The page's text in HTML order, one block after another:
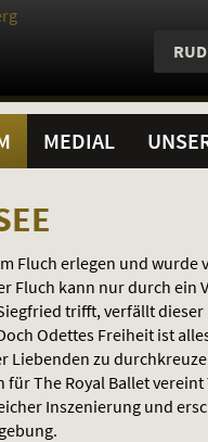
MEDIAL
Fluch erlegen und
Fluch kann nur durch ein
trifft, verfällt
Odettes Freiheit ist
Liebenden zu
The Royal Ballet
Inszenierung und